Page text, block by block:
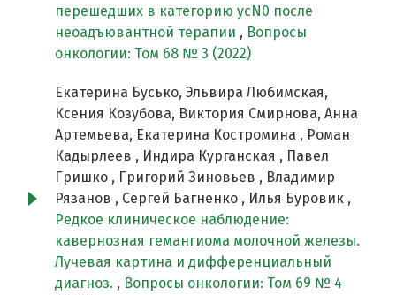
перешедших в категорию ycN0 после
неоадъювантной терапии , Вопросы
онкологии: Том 68 № 3 (2022)
Екатерина Бусько, Эльвира Любимская,
Ксения Козубова, Виктория Смирнова, Анна
Артемьева, Екатерина Костромина , Роман
Кадырлеев , Индира Курганская , Павел
Гришко , Григорий Зиновьев , Владимир
Рязанов , Сергей Багненко , Илья Буровик ,
Редкое клиническое наблюдение:
кавернозная гемангиома молочной железы.
Лучевая картина и дифференциальный
диагноз. , Вопросы онкологии: Том 69 № 4